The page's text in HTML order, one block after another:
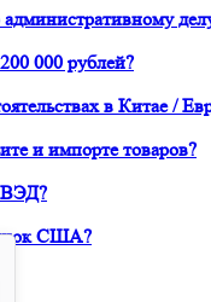
000 рублей?
в Китае /
и импорте товаров?
ВЭД?
США?